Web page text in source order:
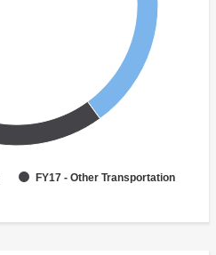
FY17 - Other Transportation